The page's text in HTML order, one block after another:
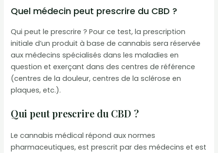
Quel médecin peut prescrire du CBD ?
Qui peut le prescrire ? Pour ce test, la prescription
initiale d’un produit à base de cannabis sera réservée
aux médecins spécialisés dans les maladies en
question et exerçant dans des centres de référence
(centres de la douleur, centres de la sclérose en
plaques, etc.).
Qui peut prescrire du CBD ?
Le cannabis médical répond aux normes
pharmaceutiques, est prescrit par des médecins et est